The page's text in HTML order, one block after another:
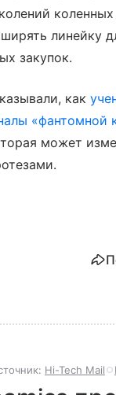
линейку
закупок.
как
«фантомной
может
Hi-Tech Mail